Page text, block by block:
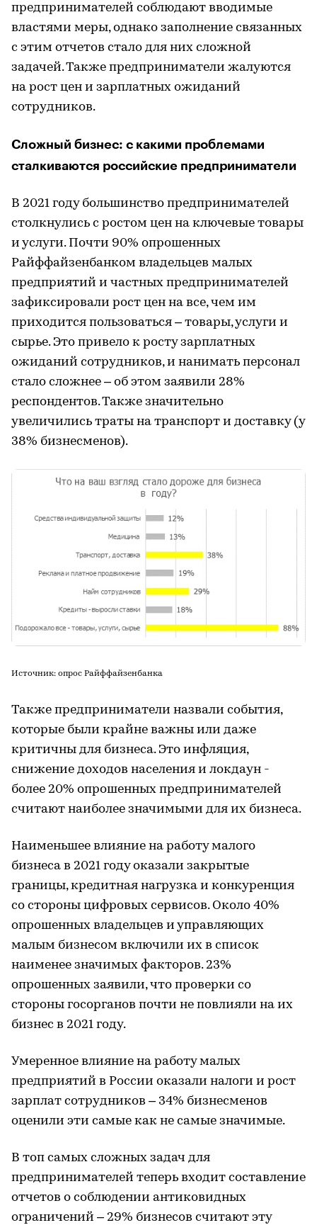
предпринимателей соблюдают вводимые
властями меры, однако заполнение связанных
с этим отчетов стало для них сложной
задачей. Также предприниматели жалуются
на рост цен и зарплатных ожиданий
сотрудников.
Сложный бизнес: с какими проблемами
сталкиваются российские предприниматели
В 2021 году большинство предпринимателей
столкнулись с ростом цен на ключевые товары
и услуги. Почти 90% опрошенных
Райффайзенбанком владельцев малых
предприятий и частных предпринимателей
зафиксировали рост цен на все, чем им
приходится пользоваться – товары, услуги и
сырье. Это привело к росту зарплатных
ожиданий сотрудников, и нанимать персонал
стало сложнее – об этом заявили 28%
респондентов. Также значительно
увеличились траты на транспорт и доставку (у
38% бизнесменов).
Источник: опрос Райффайзенбанка
Также предприниматели назвали события,
которые были крайне важны или даже
критичны для бизнеса. Это инфляция,
снижение доходов населения и локдаун -
более 20% опрошенных предпринимателей
считают наиболее значимыми для их бизнеса.
Наименьшее влияние на работу малого
бизнеса в 2021 году оказали закрытые
границы, кредитная нагрузка и конкуренция
со стороны цифровых сервисов. Около 40%
опрошенных владельцев и управляющих
малым бизнесом включили их в список
наименее значимых факторов. 23%
опрошенных заявили, что проверки со
стороны госорганов почти не повлияли на их
бизнес в 2021 году.
Умеренное влияние на работу малых
предприятий в России оказали налоги и рост
зарплат сотрудников – 34% бизнесменов
оценили эти самые как не самые значимые.
В топ самых сложных задач для
предпринимателей теперь входит составление
отчетов о соблюдении антиковидных
ограничений – 29% бизнесов считают эту